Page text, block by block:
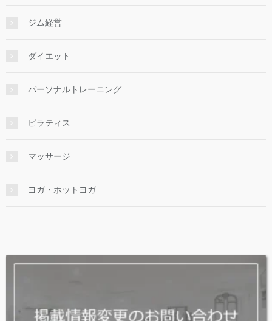
ジム経営
ダイエット
パーソナルトレーニング
ピラティス
マッサージ
ヨガ・ホットヨガ